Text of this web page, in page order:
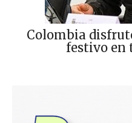
Colombia
festivo en